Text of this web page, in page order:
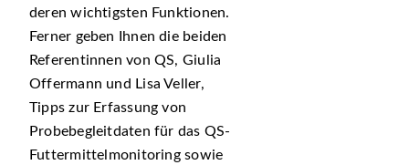
deren wichtigsten Funktionen.
Ferner geben Ihnen die beiden
Referentinnen von QS, Giulia
Offermann und Lisa Veller,
Tipps zur Erfassung von
Probebegleitdaten für das QS-
Futtermittelmonitoring sowie